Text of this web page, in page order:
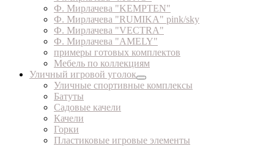
Ф. Мирлачева "KEMPTEN"
Ф. Мирлачева "RUMIKA" pink/sky
Ф. Мирлачева "VECTRA"
Ф. Мирлачева "AMELY"
примеры готовых комплектов
Мебель по коллекциям
Уличный игровой уголок
Уличные спортивные комплексы
Батуты
Садовые качели
Качели
Горки
Пластиковые игровые элементы